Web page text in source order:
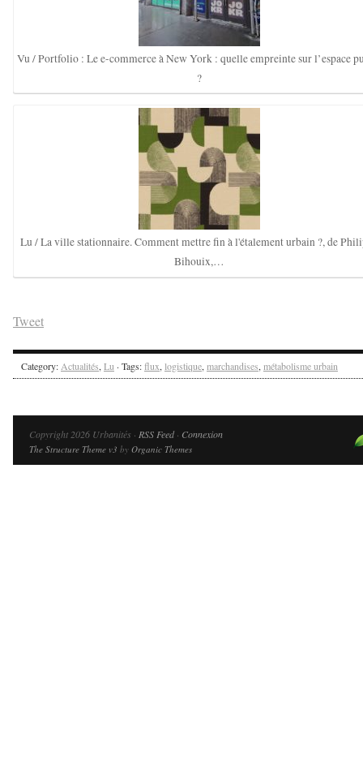
Vu / Portfolio : Le e-commerce à New York : quelle empreinte sur l’espace
?
Lu / La ville stationnaire. Comment mettre fin à l'étalement urbain ?, de
Bihouix,…
Tweet
Category: Actualités, Lu · Tags:flux, logistique, marchandises, métabolisme urbain
Copyright 2026 Urbanités · RSS Feed· Connexion
The Structure Theme v3 by Organic Themes